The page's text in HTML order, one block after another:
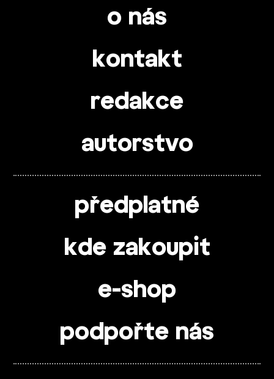
o nás
kontakt
redakce
autorstvo
předplatné
kde zakoupit
e-shop
podpořte nás